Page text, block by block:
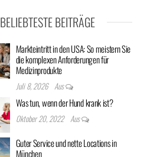
BELIEBTESTE BEITRÄGE
Markteintritt in den USA: So meistern Sie
die komplexen Anforderungen für
Medizinprodukte
Juli 8, 2026 Aus
Was tun, wenn der Hund krank ist?
Oktober 20, 2022 Aus
Guter Service und nette Locations in
München